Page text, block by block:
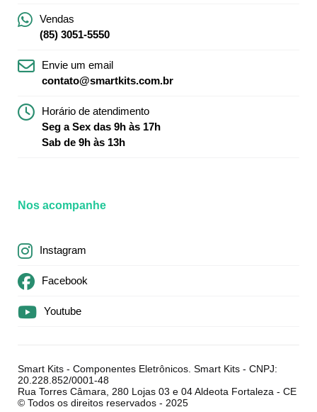
Vendas
(85) 3051-5550
Envie um email
contato@smartkits.com.br
Horário de atendimento
Seg a Sex das 9h às 17h
Sab de 9h às 13h
Nos acompanhe
Instagram
Facebook
Youtube
Smart Kits - Componentes Eletrônicos. Smart Kits - CNPJ:
20.228.852/0001-48
Rua Torres Câmara, 280 Lojas 03 e 04 Aldeota Fortaleza - CE
© Todos os direitos reservados - 2025